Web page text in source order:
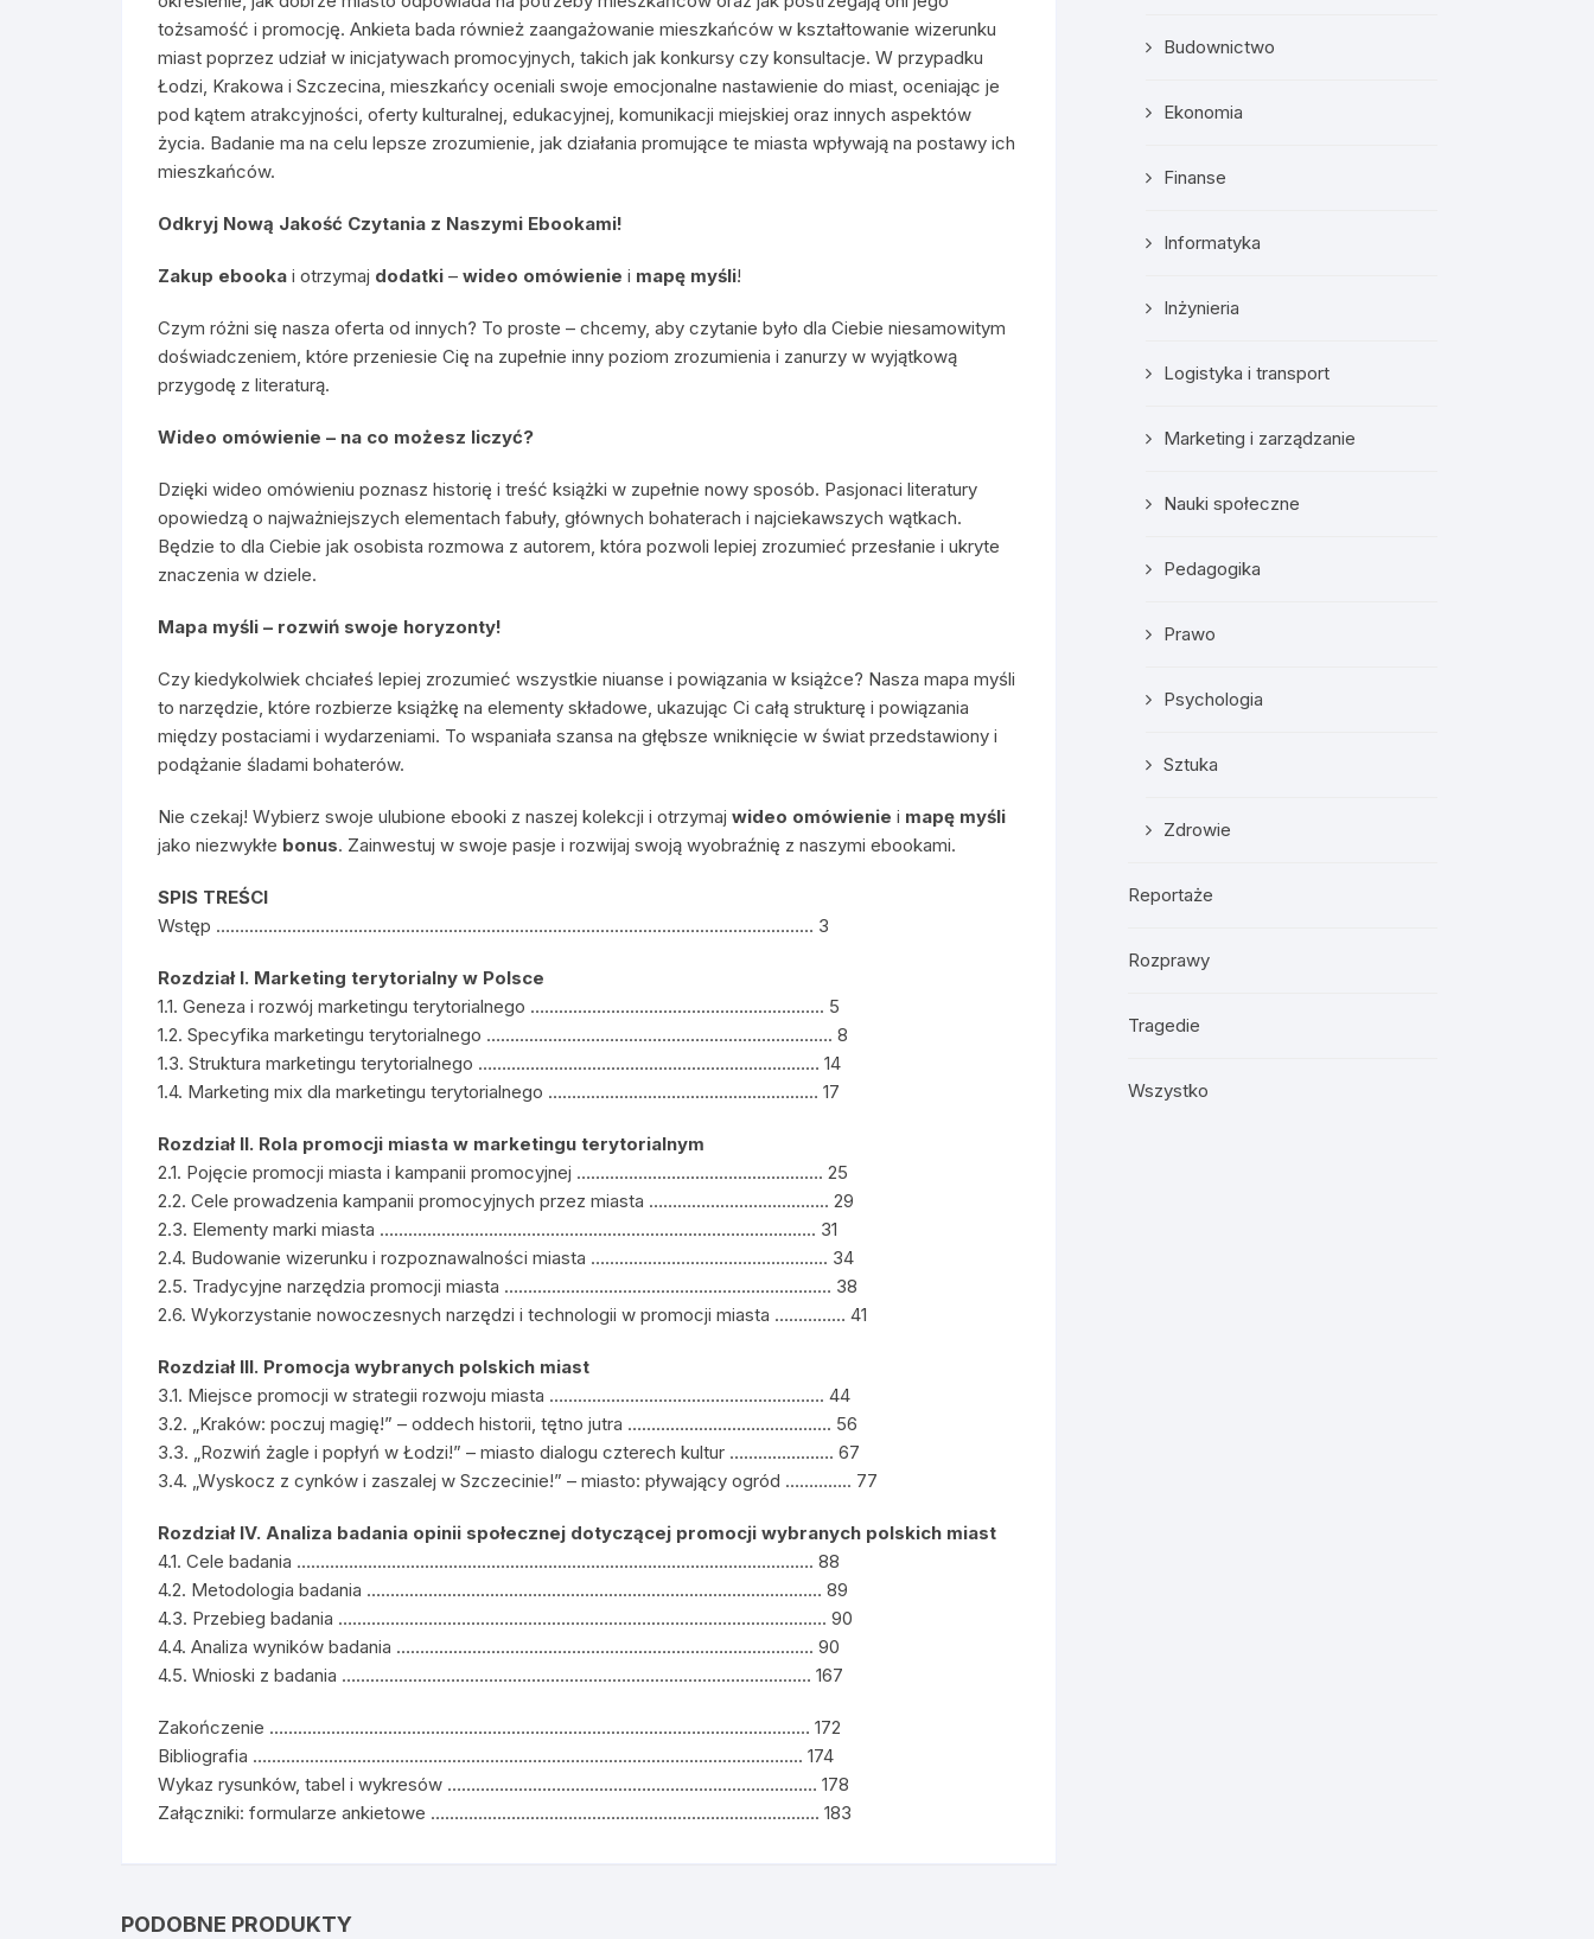
tożsamość i promocję. Ankieta bada również zaangażowanie mieszkańców w kształtowanie wizerunku
miast poprzez udział w inicjatywach promocyjnych, takich jak konkursy czy konsultacje. W przypadku
Łodzi, Krakowa i Szczecina, mieszkańcy oceniali swoje emocjonalne nastawienie do miast, oceniając je
pod kątem atrakcyjności, oferty kulturalnej, edukacyjnej, komunikacji miejskiej oraz innych aspektów
życia. Badanie ma na celu lepsze zrozumienie, jak działania promujące te miasta wpływają na postawy ich
mieszkańców.
Odkryj Nową Jakość Czytania z Naszymi Ebookami!
Zakup ebooka i otrzymaj dodatki – wideo omówienie i mapę myśli!
Czym różni się nasza oferta od innych? To proste – chcemy, aby czytanie było dla Ciebie niesamowitym
doświadczeniem, które przeniesie Cię na zupełnie inny poziom zrozumienia i zanurzy w wyjątkową
przygodę z literaturą.
Wideo omówienie – na co możesz liczyć?
Dzięki wideo omówieniu poznasz historię i treść książki w zupełnie nowy sposób. Pasjonaci literatury
opowiedzą o najważniejszych elementach fabuły, głównych bohaterach i najciekawszych wątkach.
Będzie to dla Ciebie jak osobista rozmowa z autorem, która pozwoli lepiej zrozumieć przesłanie i ukryte
znaczenia w dziele.
Mapa myśli – rozwiń swoje horyzonty!
Czy kiedykolwiek chciałeś lepiej zrozumieć wszystkie niuanse i powiązania w książce? Nasza mapa myśli
to narzędzie, które rozbierze książkę na elementy składowe, ukazując Ci całą strukturę i powiązania
między postaciami i wydarzeniami. To wspaniała szansa na głębsze wniknięcie w świat przedstawiony i
podążanie śladami bohaterów.
Nie czekaj! Wybierz swoje ulubione ebooki z naszej kolekcji i otrzymaj wideo omówienie i mapę myśli
jako niezwykłe bonus. Zainwestuj w swoje pasje i rozwijaj swoją wyobraźnię z naszymi ebookami.
SPIS TREŚCI
Wstęp ……………………………………………………………………………………………………………… 3
Rozdział I. Marketing terytorialny w Polsce
1.1. Geneza i rozwój marketingu terytorialnego …………………………………………………….. 5
1.2. Specyfika marketingu terytorialnego ………………………………………………………………. 8
1.3. Struktura marketingu terytorialnego ……………………………………………………………… 14
1.4. Marketing mix dla marketingu terytorialnego ………………………………………………… 17
Rozdział II. Rola promocji miasta w marketingu terytorialnym
2.1. Pojęcie promocji miasta i kampanii promocyjnej ……………………………………………. 25
2.2. Cele prowadzenia kampanii promocyjnych przez miasta ……………………………….. 29
2.3. Elementy marki miasta ……………………………………………………………………………….. 31
2.4. Budowanie wizerunku i rozpoznawalności miasta ………………………………………….. 34
2.5. Tradycyjne narzędzia promocji miasta …………………………………………………………… 38
2.6. Wykorzystanie nowoczesnych narzędzi i technologii w promocji miasta …………… 41
Rozdział III. Promocja wybranych polskich miast
3.1. Miejsce promocji w strategii rozwoju miasta …………………………………………………. 44
3.2. „Kraków: poczuj magię!” – oddech historii, tętno jutra ……………………………………. 56
3.3. „Rozwiń żagle i popłyń w Łodzi!” – miasto dialogu czterech kultur …………………. 67
3.4. „Wyskocz z cynków i zaszalej w Szczecinie!” – miasto: pływający ogród ………….. 77
Rozdział IV. Analiza badania opinii społecznej dotyczącej promocji wybranych polskich miast
4.1. Cele badania ………………………………………………………………………………………………. 88
4.2. Metodologia badania …………………………………………………………………………………… 89
4.3. Przebieg badania …………………………………………………………………………………………. 90
4.4. Analiza wyników badania ……………………………………………………………………………. 90
4.5. Wnioski z badania ……………………………………………………………………………………… 167
Zakończenie …………………………………………………………………………………………………… 172
Bibliografia …………………………………………………………………………………………………….. 174
Wykaz rysunków, tabel i wykresów …………………………………………………………………… 178
Załączniki: formularze ankietowe ………………………………………………………………………. 183
PODOBNE PRODUKTY
Budownictwo
Ekonomia
Finanse
Informatyka
Inżynieria
Logistyka i transport
Marketing i zarządzanie
Nauki społeczne
Pedagogika
Prawo
Psychologia
Sztuka
Zdrowie
Reportaże
Rozprawy
Tragedie
Wszystko